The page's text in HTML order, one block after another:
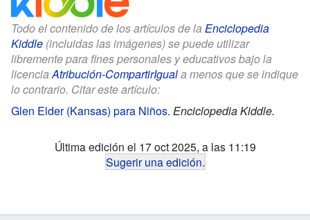
Todo el contenido de los artículos de la Enciclopedia
Kiddle (incluidas las imágenes) se puede utilizar
libremente para fines personales y educativos bajo la
licenciaAtribución-CompartirIguala menos que se indique
lo contrario. Citar este artículo:
Glen Elder (Kansas) para Niños. Enciclopedia Kiddle.
Última edición el 17 oct 2025, a las 11:19
Sugerir una edición.